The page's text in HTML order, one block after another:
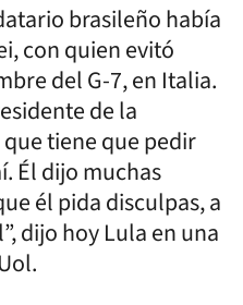
brasileño había
con quien evitó
del G-7, en Italia.
de la
tiene que pedir
Él dijo muchas
él pida disculpas, a
dijo hoy Lula en una